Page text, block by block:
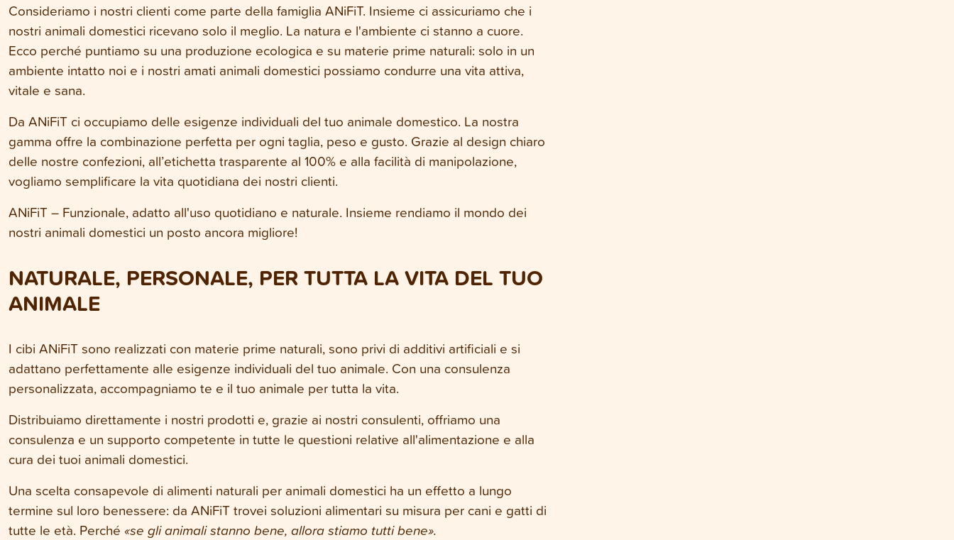
Consideriamo i nostri clienti come parte della famiglia ANiFiT. Insieme ci assicuriamo che i
nostri animali domestici ricevano solo il meglio. La natura e l'ambiente ci stanno a cuore.
Ecco perché puntiamo su una produzione ecologica e su materie prime naturali: solo in un
ambiente intatto noi e i nostri amati animali domestici possiamo condurre una vita attiva,
vitale e sana.
Da ANiFiT ci occupiamo delle esigenze individuali del tuo animale domestico. La nostra
gamma offre la combinazione perfetta per ogni taglia, peso e gusto. Grazie al design chiaro
delle nostre confezioni, all’etichetta trasparente al 100% e alla facilità di manipolazione,
vogliamo semplificare la vita quotidiana dei nostri clienti.
ANiFiT – Funzionale, adatto all'uso quotidiano e naturale. Insieme rendiamo il mondo dei
nostri animali domestici un posto ancora migliore!
NATURALE, PERSONALE, PER TUTTA LA VITA DEL TUO
ANIMALE
I cibi ANiFiT sono realizzati con materie prime naturali, sono privi di additivi artificiali e si
adattano perfettamente alle esigenze individuali del tuo animale. Con una consulenza
personalizzata, accompagniamo te e il tuo animale per tutta la vita.
Distribuiamo direttamente i nostri prodotti e, grazie ai nostri consulenti, offriamo una
consulenza e un supporto competente in tutte le questioni relative all'alimentazione e alla
cura dei tuoi animali domestici.
Una scelta consapevole di alimenti naturali per animali domestici ha un effetto a lungo
termine sul loro benessere: da ANiFiT trovei soluzioni alimentari su misura per cani e gatti di
tutte le età. Perché «se gli animali stanno bene, allora stiamo tutti bene».